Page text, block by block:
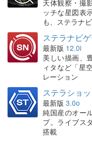
天体観察・撮
ッチな星図表
も、ステラナビ
ステラナビ
最新版 12.0i
美しい描画、
ィタなど「星
レーション
ステラショ
最新版 3.0o
純国産のオー
プ。ライブス
搭載